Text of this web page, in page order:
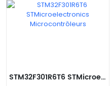
STM32F301R6T6 STMicroelectronics Microcontrôleurs